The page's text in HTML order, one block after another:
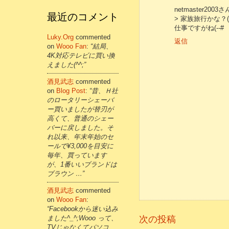
netmaster2003さ
> 家族旅行かな？
仕事ですがね(--#
返信
次の投稿
最近のコメント
Luky.org commented
on Wooo Fan: “結局、
4K対応テレビに買い換
えました(^^;”
酒見武志 commented
on Blog Post: “昔、Ｈ社
のロータリーシェーバ
ー買いましたが替刃が
高くて、普通のシェー
バーに戻しました。そ
れ以来、年末年始のセ
ールで¥3,000を目安に
毎年、買っています
が、1番いいブランドは
ブラウン …”
酒見武志 commented
on Wooo Fan:
“Facebookから迷い込み
ました^_^;Wooo って、
TVじゃなくてパソコ